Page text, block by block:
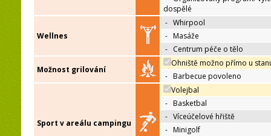
dospělé
Wellnes
- Whirpool
- Masáže
- Centrum péče o tělo
Možnost grilování
Ohniště možno přímo u
- Barbecue povoleno
Sport v areálu campingu
Volejbal
- Basketbal
- Víceúčelové hřiště
- Minigolf